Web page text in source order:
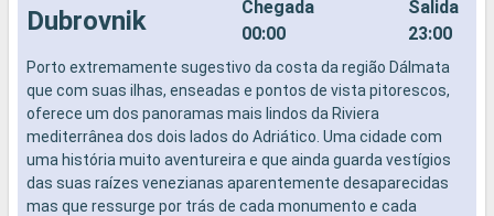
Dubrovnik
Chegada
00:00
Salida
23:00
Porto extremamente sugestivo da costa da região Dálmata
que com suas ilhas, enseadas e pontos de vista pitorescos,
oferece um dos panoramas mais lindos da Riviera
mediterrânea dos dois lados do Adriático. Uma cidade com
uma história muito aventureira e que ainda guarda vestígios
das suas raízes venezianas aparentemente desaparecidas
mas que ressurge por trás de cada monumento e cada